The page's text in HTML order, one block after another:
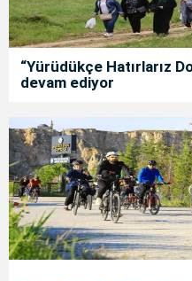
“Yürüdükçe Hatırlarız
devam ediyor